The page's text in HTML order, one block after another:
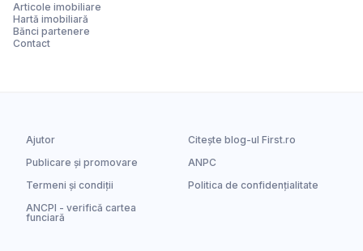
Articole imobiliare
Hartă imobiliară
Bănci partenere
Contact
Ajutor
Citește blog-ul First.ro
Publicare și promovare
ANPC
Termeni și condiții
Politica de confidențialitate
ANCPI - verifică cartea
funciară